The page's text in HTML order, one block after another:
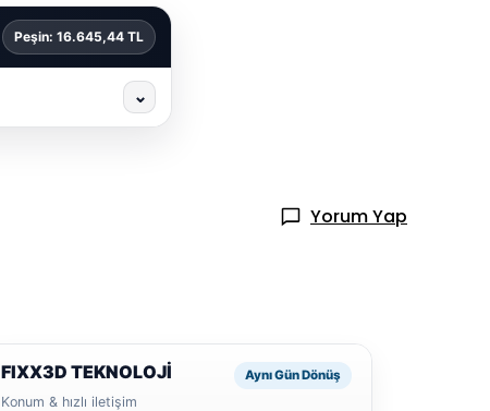
Peşin: 16.645,44 TL
⌄
Yorum Yap
FIXX3D TEKNOLOJİ
Konum & hızlı iletişim
Aynı Gün Dönüş